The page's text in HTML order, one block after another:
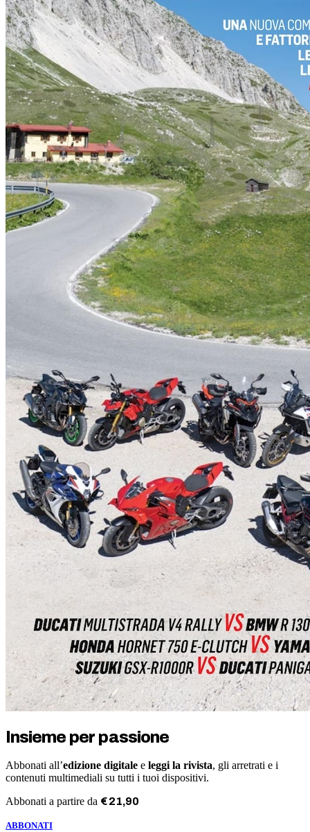
Insieme per passione
Abbonati all’edizione digitale e leggi la rivista, gli arretrati e i
contenuti multimediali su tutti i tuoi dispositivi.
Abbonati a partire da €21,90
ABBONATI